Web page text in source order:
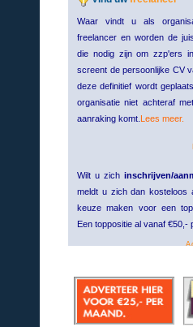
Waar vindt u als
freelancer en worden de
die nodig zijn om zzp'ers
screent de persoonlijke CV
deze definitief wordt
organisatie niet achteraf
aanraking komt. Lees meer.
Wilt u zich inschrijven/
meldt u zich dan kosteloos
keuze maken voor een top
Een toppositie al vanaf €50,-